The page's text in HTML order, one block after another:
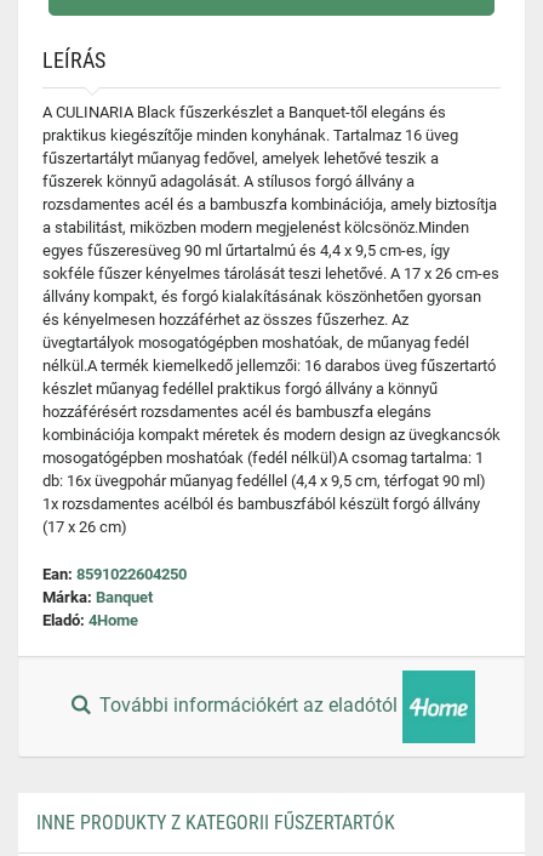
LEÍRÁS
A CULINARIA Black fűszerkészlet a Banquet-től elegáns és
praktikus kiegészítője minden konyhának. Tartalmaz 16 üveg
fűszertartályt műanyag fedővel, amelyek lehetővé teszik a
fűszerek könnyű adagolását. A stílusos forgó állvány a
rozsdamentes acél és a bambuszfa kombinációja, amely biztosítja
a stabilitást, miközben modern megjelenést kölcsönöz.Minden
egyes fűszeresüveg 90 ml űrtartalmú és 4,4 x 9,5 cm-es, így
sokféle fűszer kényelmes tárolását teszi lehetővé. A 17 x 26 cm-es
állvány kompakt, és forgó kialakításának köszönhetően gyorsan
és kényelmesen hozzáférhet az összes fűszerhez. Az
üvegtartályok mosogatógépben moshatóak, de műanyag fedél
nélkül.A termék kiemelkedő jellemzői: 16 darabos üveg fűszertartó
készlet műanyag fedéllel praktikus forgó állvány a könnyű
hozzáférésért rozsdamentes acél és bambuszfa elegáns
kombinációja kompakt méretek és modern design az üvegkancsók
mosogatógépben moshatóak (fedél nélkül)A csomag tartalma: 1
db: 16x üvegpohár műanyag fedéllel (4,4 x 9,5 cm, térfogat 90 ml)
1x rozsdamentes acélból és bambuszfából készült forgó állvány
(17 x 26 cm)
Ean: 8591022604250
Márka: Banquet
Eladó: 4Home
További információkért az eladótól
INNE PRODUKTY Z KATEGORII FŰSZERTARTÓK